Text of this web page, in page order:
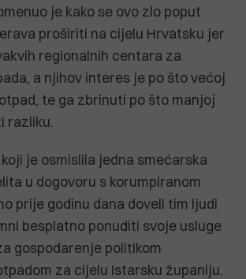
je kako se ovo zlo poput
proširiti na cijelu Hrvatsku jer
regionalnih centara za
a njihov interes je po što većoj
te ga zbrinuti po što manjoj
razliku.
je osmislila jedna smećarska
u dogovoru s korumpiranom
prije godinu dana doveli tim ljudi
besplatno ponuditi svoje usluge
gospodarenje politikom
za cijelu Istarsku županiju.